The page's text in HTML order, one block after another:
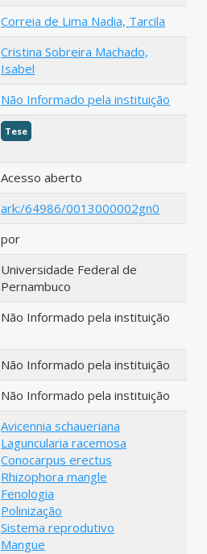
Correia de Lima Nadia, Tarcila
Cristina Sobreira Machado,
Isabel
Não Informado pela instituição
Tese
Acesso aberto
ark:/64986/0013000002gn0
por
Universidade Federal de
Pernambuco
Não Informado pela instituição
Não Informado pela instituição
Não Informado pela instituição
Avicennia schaueriana
Laguncularia racemosa
Conocarpus erectus
Rhizophora mangle
Fenologia
Polinização
Sistema reprodutivo
Mangue